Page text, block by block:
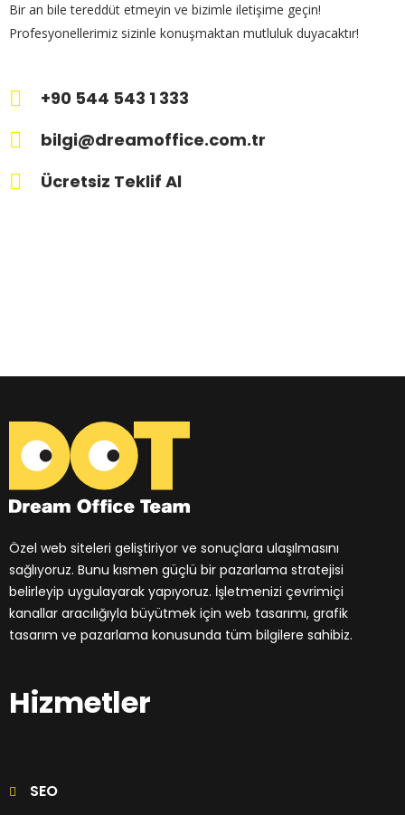
Bir an bile tereddüt etmeyin ve bizimle iletişime geçin!
Profesyonellerimiz sizinle konuşmaktan mutluluk duyacaktır!
+90 544 543 1 333
bilgi@dreamoffice.com.tr
Ücretsiz Teklif Al
Özel web siteleri geliştiriyor ve sonuçlara ulaşılmasını
sağlıyoruz. Bunu kısmen güçlü bir pazarlama stratejisi
belirleyip uygulayarak yapıyoruz. İşletmenizi çevrimiçi
kanallar aracılığıyla büyütmek için web tasarımı, grafik
tasarım ve pazarlama konusunda tüm bilgilere sahibiz.
Hizmetler
SEO